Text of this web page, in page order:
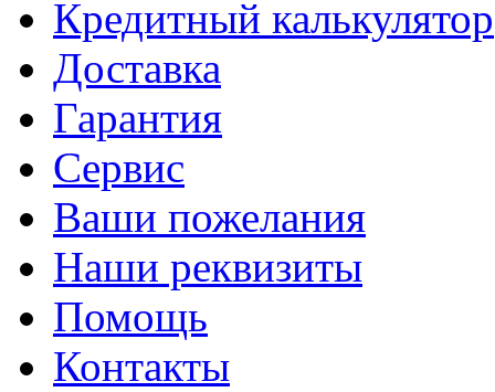
Кредитный калькулятор
Доставка
Гарантия
Сервис
Ваши пожелания
Наши реквизиты
Помощь
Контакты